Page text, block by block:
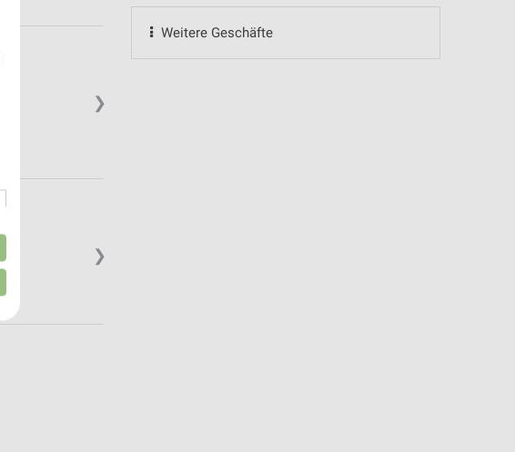
Weitere Geschäfte
❯
❯